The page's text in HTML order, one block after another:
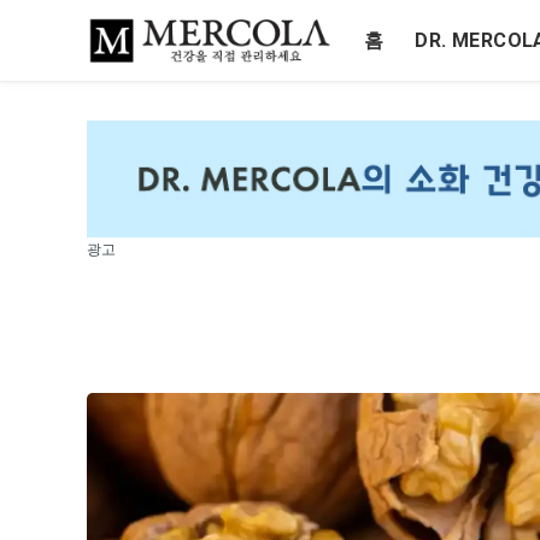
홈 DR.
광고